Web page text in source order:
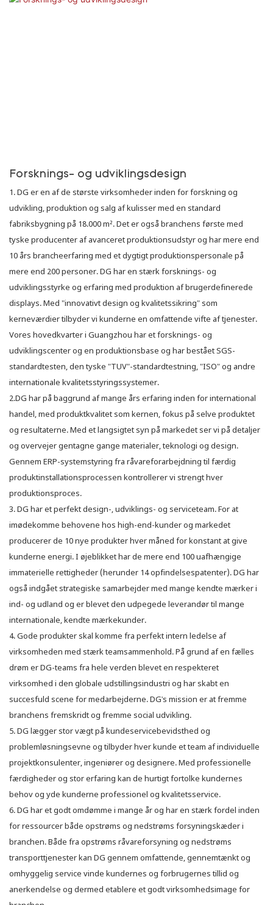
Forsknings- og udviklingsdesign
1. DG er en af ​​de største virksomheder inden for forskning og
udvikling, produktion og salg af kulisser med en standard
fabriksbygning på 18.000 m². Det er også branchens første med
tyske producenter af avanceret produktionsudstyr og har mere end
10 års brancheerfaring med et dygtigt produktionspersonale på
mere end 200 personer. DG har en stærk forsknings- og
udviklingsstyrke og erfaring med produktion af brugerdefinerede
displays. Med "innovativt design og kvalitetssikring" som
kerneværdier tilbyder vi kunderne en omfattende vifte af tjenester.
Vores hovedkvarter i Guangzhou har et forsknings- og
udviklingscenter og en produktionsbase og har bestået SGS-
standardtesten, den tyske "TUV"-standardtestning, "ISO" og andre
internationale kvalitetsstyringssystemer.
2.DG har på baggrund af mange års erfaring inden for international
handel, med produktkvalitet som kernen, fokus på selve produktet
og resultaterne. Med et langsigtet syn på markedet ser vi på detaljer
og overvejer gentagne gange materialer, teknologi og design.
Gennem ERP-systemstyring fra råvareforarbejdning til færdig
produktinstallationsprocessen kontrollerer vi strengt hver
produktionsproces.
3. DG har et perfekt design-, udviklings- og serviceteam. For at
imødekomme behovene hos high-end-kunder og markedet
producerer de 10 nye produkter hver måned for konstant at give
kunderne energi. I øjeblikket har de mere end 100 uafhængige
immaterielle rettigheder (herunder 14 opfindelsespatenter). DG har
også indgået strategiske samarbejder med mange kendte mærker i
ind- og udland og er blevet den udpegede leverandør til mange
internationale, kendte mærkekunder.
4. Gode produkter skal komme fra perfekt intern ledelse af
virksomheden med stærk teamsammenhold. På grund af en fælles
drøm er DG-teams fra hele verden blevet en respekteret
virksomhed i den globale udstillingsindustri og har skabt en
succesfuld scene for medarbejderne. DG's mission er at fremme
branchens fremskridt og fremme social udvikling.
5. DG lægger stor vægt på kundeservicebevidsthed og
problemløsningsevne og tilbyder hver kunde et team af individuelle
projektkonsulenter, ingeniører og designere. Med professionelle
færdigheder og stor erfaring kan de hurtigt fortolke kundernes
behov og yde kunderne professionel og kvalitetsservice.
6. DG har et godt omdømme i mange år og har en stærk fordel inden
for ressourcer både opstrøms og nedstrøms forsyningskæder i
branchen. Både fra opstrøms råvareforsyning og nedstrøms
transporttjenester kan DG gennem omfattende, gennemtænkt og
omhyggelig service vinde kundernes og forbrugernes tillid og
anerkendelse og dermed etablere et godt virksomhedsimage for